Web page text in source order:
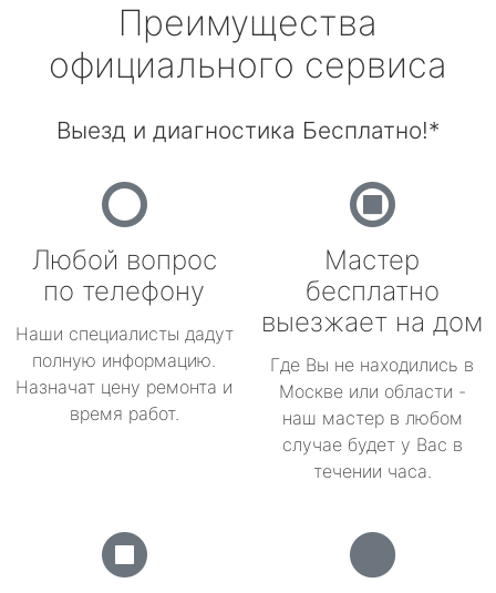
Преимущества
официального сервиса
Выезд и диагностика Бесплатно!*
Любой вопрос
по телефону
Наши специалисты дадут
полную информацию.
Назначат цену ремонта и
время работ.
Мастер
бесплатно
выезжает на дом
Где Вы не находились в
Москве или области -
наш мастер в любом
случае будет у Вас в
течении часа.